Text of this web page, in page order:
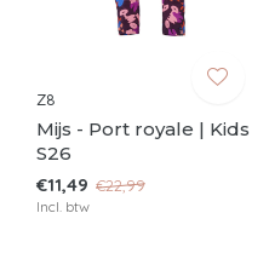
Z8
Mijs - Port royale | Kids
S26
€11,49 €22,99
Incl. btw